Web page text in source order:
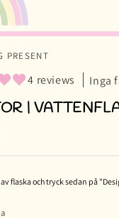
PRESENT
4 reviews Inga
|
flaska och tryck sedan på